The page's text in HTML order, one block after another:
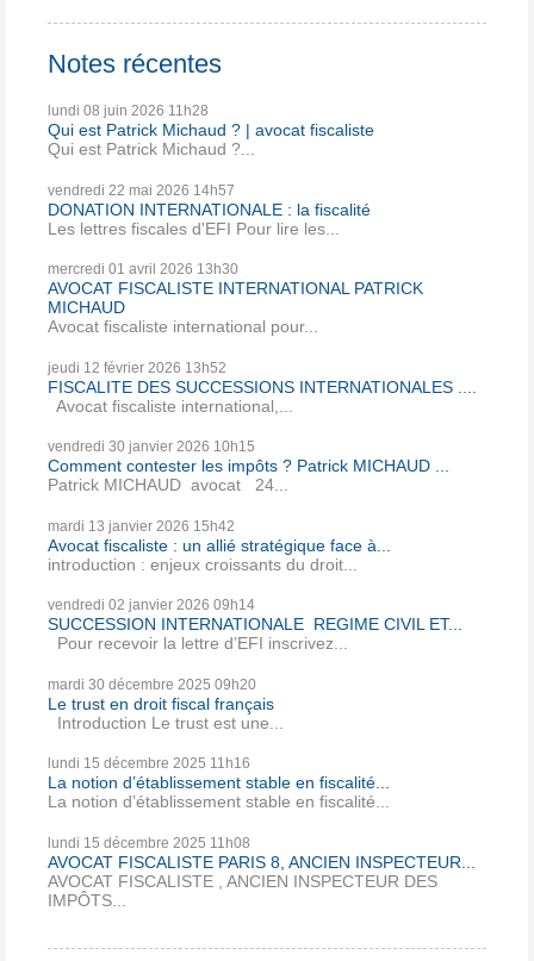
Notes récentes
lundi 08 juin 2026 11h28
Qui est Patrick Michaud ? | avocat fiscaliste
Qui est Patrick Michaud ?...
vendredi 22 mai 2026 14h57
DONATION INTERNATIONALE : la fiscalité
Les lettres fiscales d'EFI Pour lire les...
mercredi 01 avril 2026 13h30
AVOCAT FISCALISTE INTERNATIONAL PATRICK
MICHAUD
Avocat fiscaliste international pour...
jeudi 12 février 2026 13h52
FISCALITE DES SUCCESSIONS INTERNATIONALES ....
Avocat fiscaliste international,...
vendredi 30 janvier 2026 10h15
Comment contester les impôts ? Patrick MICHAUD ...
Patrick MICHAUD avocat 24...
mardi 13 janvier 2026 15h42
Avocat fiscaliste : un allié stratégique face à...
introduction : enjeux croissants du droit...
vendredi 02 janvier 2026 09h14
SUCCESSION INTERNATIONALE REGIME CIVIL ET...
Pour recevoir la lettre d’EFI inscrivez...
mardi 30 décembre 2025 09h20
Le trust en droit fiscal français
Introduction Le trust est une...
lundi 15 décembre 2025 11h16
La notion d’établissement stable en fiscalité...
La notion d’établissement stable en fiscalité...
lundi 15 décembre 2025 11h08
AVOCAT FISCALISTE PARIS 8, ANCIEN INSPECTEUR...
AVOCAT FISCALISTE , ANCIEN INSPECTEUR DES
IMPÔTS...